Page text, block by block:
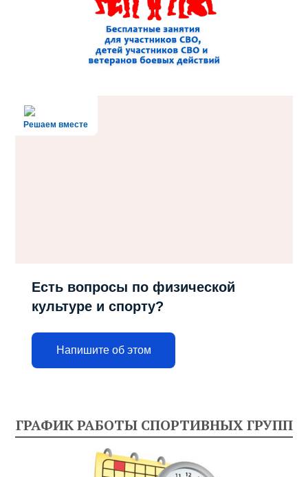
Решаем вместе
Есть вопросы по физической
культуре и спорту?
Напишите об этом
ГРАФИК РАБОТЫ СПОРТИВНЫХ ГРУПП